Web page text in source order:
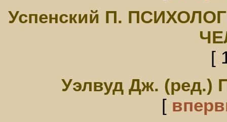
Успенский П.
[
Уэлвуд Дж.
[